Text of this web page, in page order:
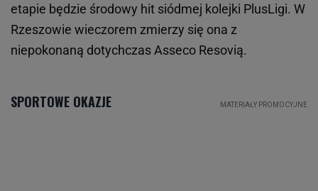
etapie będzie środowy hit siódmej kolejki PlusLigi. W
Rzeszowie wieczorem zmierzy się ona z
niepokonaną dotychczas Asseco Resovią.